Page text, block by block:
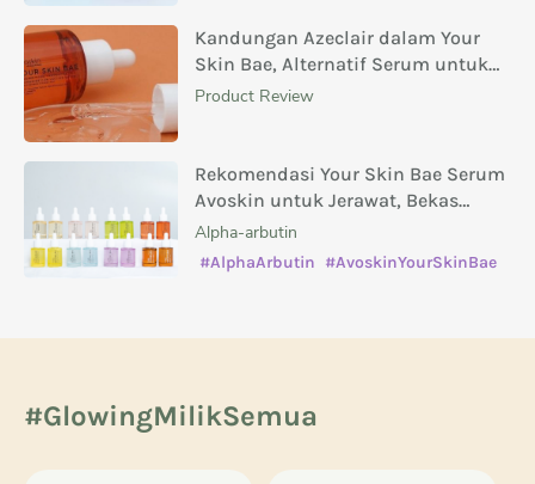
Kandungan Azeclair dalam Your
Skin Bae, Alternatif Serum untuk
Menghilangkan Bekas Jerawat
Product Review
Rekomendasi Your Skin Bae Serum
Avoskin untuk Jerawat, Bekas
Jerawat, Kusam, dan Masalah Kulit
Lainnya
Alpha-arbutin
#AlphaArbutin #AvoskinYourSkinBae
#GlowingMilikSemua